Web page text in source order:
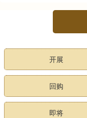
开展
回购
即将